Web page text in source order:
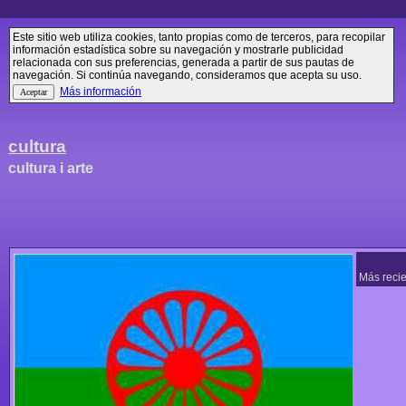
Este sitio web utiliza cookies, tanto propias como de terceros, para recopilar
información estadística sobre su navegación y mostrarle publicidad
relacionada con sus preferencias, generada a partir de sus pautas de
navegación. Si continúa navegando, consideramos que acepta su uso.
Más información
cultura
cultura i arte
Más